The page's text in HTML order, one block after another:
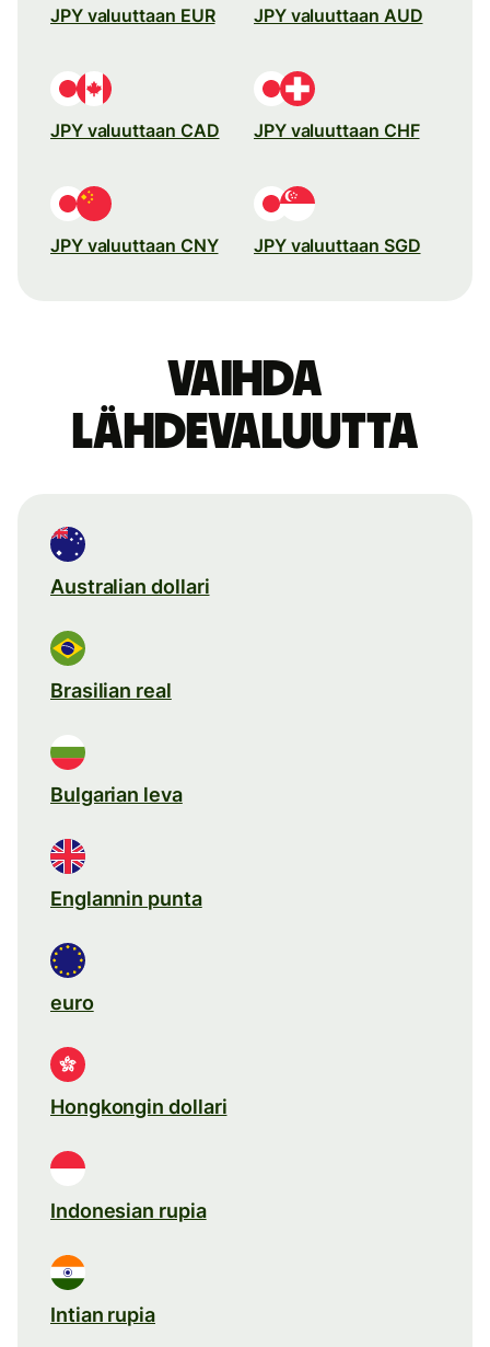
JPY valuuttaan EUR JPY valuuttaan AUD
JPY valuuttaan CAD JPY valuuttaan CHF
JPY valuuttaan CNY JPY valuuttaan SGD
Vaihda
lähdevaluutta
Australian dollari
Brasilian real
Bulgarian leva
Englannin punta
euro
Hongkongin dollari
Indonesian rupia
Intian rupia